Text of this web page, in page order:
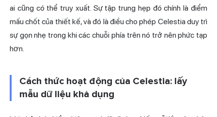
ai cũng có thể truy xuất. Sự tập trung hẹp đó chính là điểm
mấu chốt của thiết kế, và đó là điều cho phép Celestia duy trì
sự gọn nhẹ trong khi các chuỗi phía trên nó trở nên phức tạp
hơn.
Cách thức hoạt động của Celestia: lấy
mẫu dữ liệu khả dụng